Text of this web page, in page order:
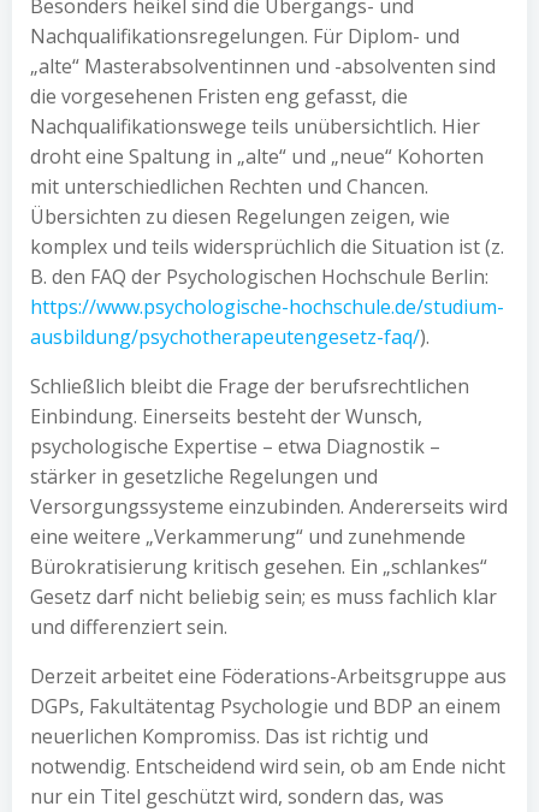
Besonders heikel sind die Übergangs- und
Nachqualifikationsregelungen. Für Diplom- und
„alte“ Masterabsolventinnen und -absolventen sind
die vorgesehenen Fristen eng gefasst, die
Nachqualifikationswege teils unübersichtlich. Hier
droht eine Spaltung in „alte“ und „neue“ Kohorten
mit unterschiedlichen Rechten und Chancen.
Übersichten zu diesen Regelungen zeigen, wie
komplex und teils widersprüchlich die Situation ist (z.
B. den FAQ der Psychologischen Hochschule Berlin:
https://www.psychologische-hochschule.de/studium-
ausbildung/psychotherapeutengesetz-faq/).
Schließlich bleibt die Frage der berufsrechtlichen
Einbindung. Einerseits besteht der Wunsch,
psychologische Expertise – etwa Diagnostik –
stärker in gesetzliche Regelungen und
Versorgungssysteme einzubinden. Andererseits wird
eine weitere „Verkammerung“ und zunehmende
Bürokratisierung kritisch gesehen. Ein „schlankes“
Gesetz darf nicht beliebig sein; es muss fachlich klar
und differenziert sein.
Derzeit arbeitet eine Föderations-Arbeitsgruppe aus
DGPs, Fakultätentag Psychologie und BDP an einem
neuerlichen Kompromiss. Das ist richtig und
notwendig. Entscheidend wird sein, ob am Ende nicht
nur ein Titel geschützt wird, sondern das, was